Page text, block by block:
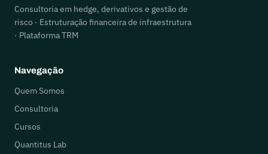
Consultoria em hedge, derivativos e gestão de
risco · Estruturação financeira de infraestrutura
· Plataforma TRM
Navegação
Quem Somos
Consultoria
Cursos
Quantitus Lab